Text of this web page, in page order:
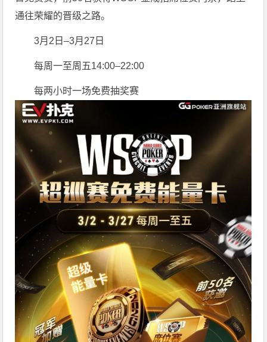
通往荣耀的晋级之路。
3月2日–3月27日
每周一至周五14:00–22:00
每两小时一场免费抽奖赛